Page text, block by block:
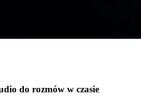
do rozmów w czasie